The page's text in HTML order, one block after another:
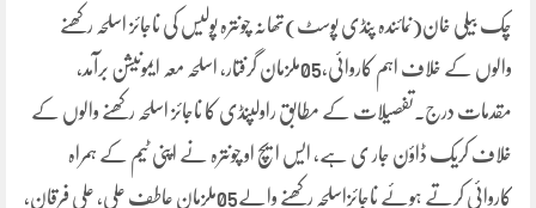
چک بیلی خان(نمائندہ پنڈی پوسٹ)تھانہ چونترہ پولیس کی ناجائز اسلحہ رکھنے
والوں کے خلاف اہم کاروائی،05ملزمان گرفتار، اسلحہ معہ ایمونیشن برآمد،
مقدمات درج۔تفصیلات کے مطابق راولپنڈی کا ناجائز اسلحہ رکھنے والوں کے
خلاف کریک ڈاؤن جار ی ہے، ایس ایچ او چونترہ نے اپنی ٹیم کے ہمراہ
کاروائی کرتے ہوئے ناجائزاسلحہ رکھنے والے05ملزمان عاطف علی، علی فرقان،